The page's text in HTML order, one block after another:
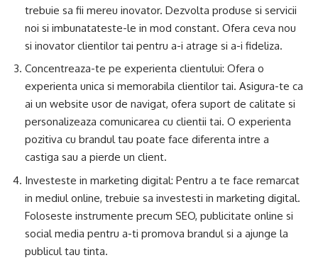
trebuie sa fii mereu inovator. Dezvolta produse si servicii
noi si imbunatateste-le in mod constant. Ofera ceva nou
si inovator clientilor tai pentru a-i atrage si a-i fideliza.
Concentreaza-te pe experienta clientului: Ofera o
experienta unica si memorabila clientilor tai. Asigura-te ca
ai un website usor de navigat, ofera suport de calitate si
personalizeaza comunicarea cu clientii tai. O experienta
pozitiva cu brandul tau poate face diferenta intre a
castiga sau a pierde un client.
Investeste in marketing digital: Pentru a te face remarcat
in mediul online, trebuie sa investesti in marketing digital.
Foloseste instrumente precum SEO, publicitate online si
social media pentru a-ti promova brandul si a ajunge la
publicul tau tinta.